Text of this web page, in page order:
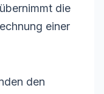
die
einer
den